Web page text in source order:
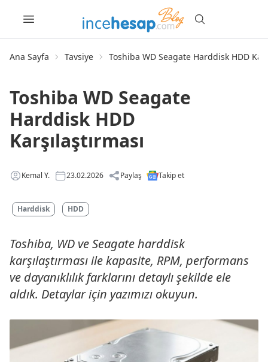
Ana Sayfa Tavsiye Toshiba WD Seagate Harddisk HDD
Toshiba WD Seagate
Harddisk HDD
Karşılaştırması
Kemal Y. 23.02.2026 Paylaş Takip et
Harddisk HDD
Toshiba, WD ve Seagate harddisk
karşılaştırması ile kapasite, RPM, performans
ve dayanıklılık farklarını detaylı şekilde ele
aldık. Detaylar için yazımızı okuyun.